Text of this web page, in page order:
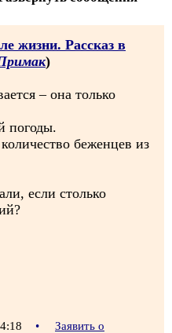
жизни. Рассказ в
)
– она только
погоды.
беженцев из
если столько
•
Заявить о